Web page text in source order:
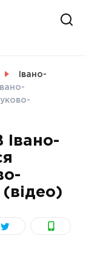
Івано-